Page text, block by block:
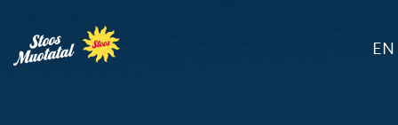
EN